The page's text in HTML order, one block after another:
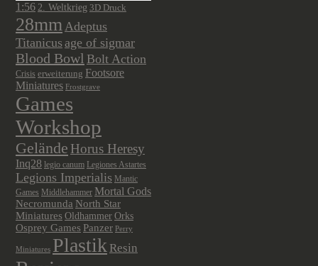
1:56 2. Weltkrieg 3D Druck
28mmAdeptus
Titanicusage of sigmar
Blood Bowl Bolt Action
Crisis erweiterung Footsore
Miniatures Frostgrave
Games
Workshop
Gelände Horus Heresy
Inq28 legio canum Legiones Astartes
Legions Imperialis Mantic
Games Middlehammer Mortal Gods
Necromunda North Star
Miniatures Oldhammer Orks
Osprey Games Panzer Perry
Miniatures Plastik Resin